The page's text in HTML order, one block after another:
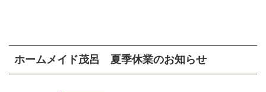
ホームメイド茂呂 夏季休業のお知らせ